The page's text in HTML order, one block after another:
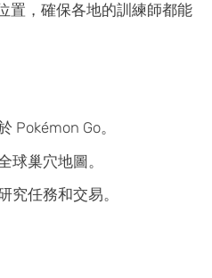
置，確保各地的訓練師都能
Pokémon Go。
球巢穴地圖。
究任務和交易。